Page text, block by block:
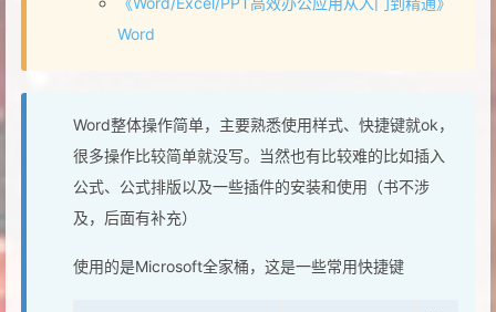
Word
Word整体操作简单，主要熟悉使用样式、快捷键就ok，
很多操作比较简单就没写。当然也有比较难的比如插入
公式、公式排版以及一些插件的安装和使用（书不涉
及，后面有补充）
使用的是Microsoft全家桶，这是一些常用快捷键